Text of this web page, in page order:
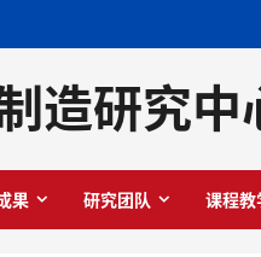
造研究中
果 研究团队 课程教